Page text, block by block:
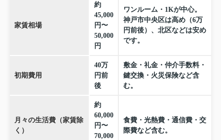
家賃相場
約
45,000
円〜
50,000
円
ワンルーム・1Kが中心。
神戸市中央区は高め（6万
円前後）、北区などは安め
です。
初期費用
40万
円前
後
敷金・礼金・仲介手数料・
鍵交換・火災保険など含
む。
月々の生活費（家賃除
く）
約
60,000
円〜
70,000
食費・光熱費・通信費・交
際費など含む。